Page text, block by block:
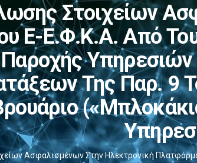
Στοιχείων
E-Ε.Φ.Κ.Α. Από
Της Παρ. 9
Ασφαλισμένων Στην Ηλεκτρονική